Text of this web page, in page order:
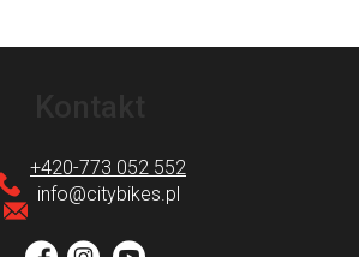
info@citybikes.pl
+420-773 052 552